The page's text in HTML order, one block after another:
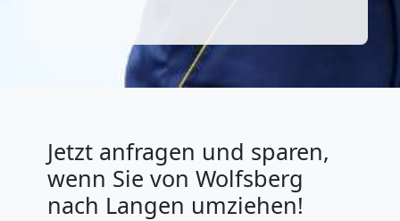
Jetzt anfragen und sparen,
wenn Sie von Wolfsberg
nach Langen umziehen!